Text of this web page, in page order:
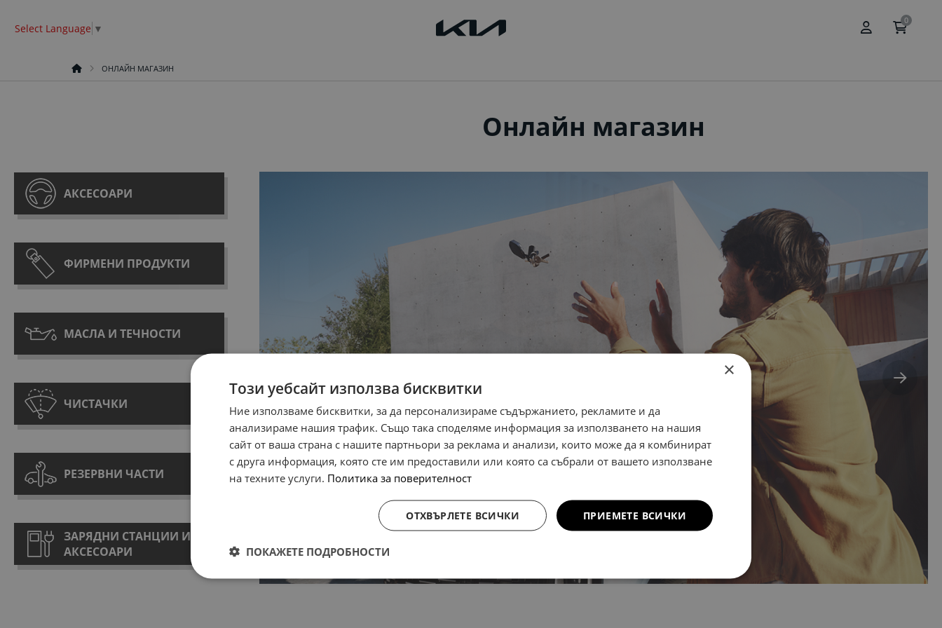
Select Language ▼
0
ОНЛАЙН МАГАЗИН
АКСЕСОАРИ
ФИРМЕНИ ПРОДУКТИ
МАСЛА И ТЕЧНОСТИ
ЧИСТАЧКИ
РЕЗЕРВНИ ЧАСТИ
ЗАРЯДНИ СТАНЦИИ И
АКСЕСОАРИ
Онлайн магазин
×
Този уебсайт използва бисквитки
Ние използваме бисквитки, за да персонализираме съдържанието, рекламите и да
анализираме нашия трафик. Също така споделяме информация за използването на нашия
сайт от ваша страна с нашите партньори за реклама и анализи, които може да я комбинират
с друга информация, която сте им предоставили или която са събрали от вашето използване
на техните услуги. Политика за поверителност
ПРИЕМЕТЕ ВСИЧКИ
ОТХВЪРЛЕТЕ ВСИЧКИ
ПОКАЖЕТЕ ПОДРОБНОСТИ